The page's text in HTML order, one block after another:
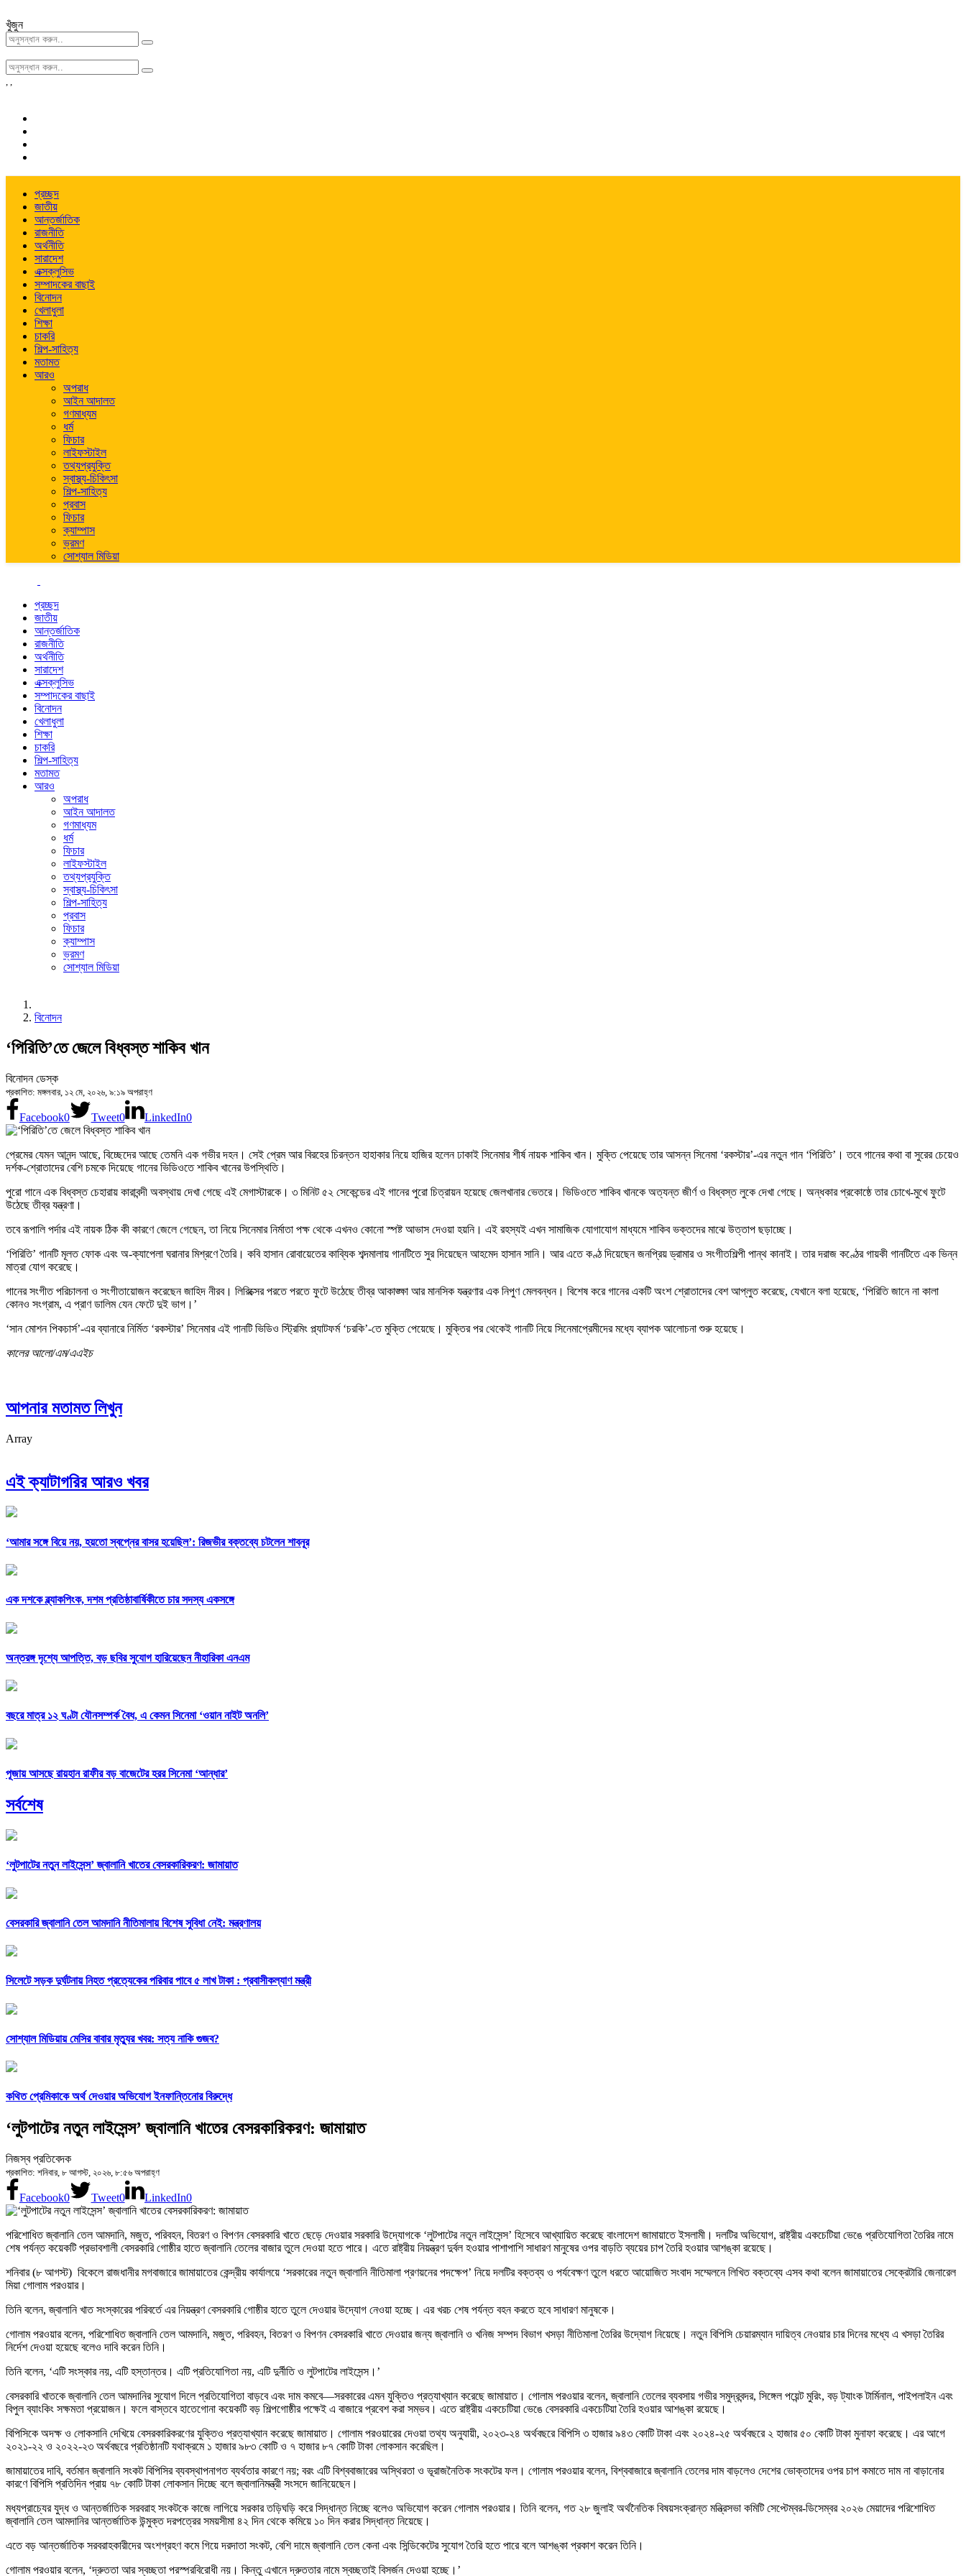
খুঁজুন
, ,
প্রচ্ছদ
জাতীয়
আন্তর্জাতিক
রাজনীতি
অর্থনীতি
সারাদেশ
এক্সক্লুসিভ
সম্পাদকের বাছাই
বিনোদন
খেলাধুলা
শিক্ষা
চাকরি
শিল্প-সাহিত্য
মতামত
আরও
অপরাধ
আইন আদালত
গণমাধ্যম
ধর্ম
ফিচার
লাইফস্টাইল
তথ্যপ্রযুক্তি
স্বাস্থ্য-চিকিৎসা
শিল্প-সাহিত্য
প্রবাস
ফিচার
ক্যাম্পাস
ভ্রমণ
সোশ্যাল মিডিয়া
প্রচ্ছদ
জাতীয়
আন্তর্জাতিক
রাজনীতি
অর্থনীতি
সারাদেশ
এক্সক্লুসিভ
সম্পাদকের বাছাই
বিনোদন
খেলাধুলা
শিক্ষা
চাকরি
শিল্প-সাহিত্য
মতামত
আরও
অপরাধ
আইন আদালত
গণমাধ্যম
ধর্ম
ফিচার
লাইফস্টাইল
তথ্যপ্রযুক্তি
স্বাস্থ্য-চিকিৎসা
শিল্প-সাহিত্য
প্রবাস
ফিচার
ক্যাম্পাস
ভ্রমণ
সোশ্যাল মিডিয়া
বিনোদন
‘পিরিতি’তে জেলে বিধ্বস্ত শাকিব খান
বিনোদন ডেস্ক
প্রকাশিত: মঙ্গলবার, ১২ মে, ২০২৬, ৯:১৯ অপরাহ্ণ
Facebook0 Tweet0 LinkedIn0
প্রেমের যেমন আনন্দ আছে, বিচ্ছেদের আছে তেমনি এক গভীর দহন। সেই প্রেম আর বিরহের চিরন্তন হাহাকার নিয়ে হাজির হলেন ঢাকাই সিনেমার শীর্ষ নায়ক শাকিব খান। মুক্তি পেয়েছে তার আসন্ন সিনেমা ‘রকস্টার’-এর নতুন গান ‘পিরিতি’। তবে গানের কথা বা সুরের চেয়েও
দর্শক-শ্রোতাদের বেশি চমকে দিয়েছে গানের ভিডিওতে শাকিব খানের উপস্থিতি।
পুরো গানে এক বিধ্বস্ত চেহারায় কারাবন্দী অবস্থায় দেখা গেছে এই মেগাস্টারকে। ৩ মিনিট ৫২ সেকেন্ডের এই গানের পুরো চিত্রায়ন হয়েছে জেলখানার ভেতরে। ভিডিওতে শাকিব খানকে অত্যন্ত জীর্ণ ও বিধ্বস্ত লুকে দেখা গেছে। অন্ধকার প্রকোষ্ঠে তার চোখে-মুখে ফুটে
উঠেছে তীব্র যন্ত্রণা।
তবে রূপালি পর্দার এই নায়ক ঠিক কী কারণে জেলে গেছেন, তা নিয়ে সিনেমার নির্মাতা পক্ষ থেকে এখনও কোনো স্পষ্ট আভাস দেওয়া হয়নি। এই রহস্যই এখন সামাজিক যোগাযোগ মাধ্যমে শাকিব ভক্তদের মাঝে উত্তাপ ছড়াচ্ছে।
‘পিরিতি’ গানটি মূলত ফোক এবং অ-ক্যাপেলা ঘরানার মিশ্রণে তৈরি। কবি হাসান রোবায়েতের কাব্যিক শব্দমালায় গানটিতে সুর দিয়েছেন আহমেদ হাসান সানি। আর এতে কণ্ঠ দিয়েছেন জনপ্রিয় ড্রামার ও সংগীতশিল্পী পান্থ কানাই। তার দরাজ কণ্ঠের গায়কী গানটিতে এক ভিন্ন
মাত্রা যোগ করেছে।
গানের সংগীত পরিচালনা ও সংগীতায়োজন করেছেন জাহিদ নীরব। লিরিক্সের পরতে পরতে ফুটে উঠেছে তীব্র আকাঙ্ক্ষা আর মানসিক যন্ত্রণার এক নিপুণ মেলবন্ধন। বিশেষ করে গানের একটি অংশ শ্রোতাদের বেশ আপ্লুত করেছে, যেখানে বলা হয়েছে, ‘পিরিতি জানে না কালা
কোনও সংগ্রাম, এ প্রাণ ডালিম যেন ফেটে দুই ভাগ।’
‘সান মোশন পিকচার্স’-এর ব্যানারে নির্মিত ‘রকস্টার’ সিনেমার এই গানটি ভিডিও স্ট্রিমিং প্ল্যাটফর্ম ‘চরকি’-তে মুক্তি পেয়েছে। মুক্তির পর থেকেই গানটি নিয়ে সিনেমাপ্রেমীদের মধ্যে ব্যাপক আলোচনা শুরু হয়েছে।
কালের আলো/এম/এএইচ
আপনার মতামত লিখুন
Array
এই ক্যাটাগরির আরও খবর
‘আমার সঙ্গে বিয়ে নয়, হয়তো স্বপ্নের বাসর হয়েছিল’: রিজভীর বক্তব্যে চটলেন শাবনূর
এক দশকে ব্ল্যাকপিংক, দশম প্রতিষ্ঠাবার্ষিকীতে চার সদস্য একসঙ্গে
অন্তরঙ্গ দৃশ্যে আপত্তি, বড় ছবির সুযোগ হারিয়েছেন নীহারিকা এনএম
বছরে মাত্র ১২ ঘণ্টা যৌনসম্পর্ক বৈধ, এ কেমন সিনেমা ‘ওয়ান নাইট অনলি’
পূজায় আসছে রায়হান রাফীর বড় বাজেটের হরর সিনেমা ‘আন্ধার’
সর্বশেষ
‘লুটপাটের নতুন লাইসেন্স’ জ্বালানি খাতের বেসরকারিকরণ: জামায়াত
বেসরকারি জ্বালানি তেল আমদানি নীতিমালায় বিশেষ সুবিধা নেই: মন্ত্রণালয়
সিলেটে সড়ক দুর্ঘটনায় নিহত প্রত্যেকের পরিবার পাবে ৫ লাখ টাকা : প্রবাসীকল্যাণ মন্ত্রী
সোশ্যাল মিডিয়ায় মেসির বাবার মৃত্যুর খবর: সত্য নাকি গুজব?
কথিত প্রেমিকাকে অর্থ দেওয়ার অভিযোগ ইনফান্তিনোর বিরুদ্ধে
‘লুটপাটের নতুন লাইসেন্স’ জ্বালানি খাতের বেসরকারিকরণ: জামায়াত
নিজস্ব প্রতিবেদক
প্রকাশিত: শনিবার, ৮ আগস্ট, ২০২৬, ৮:৫৬ অপরাহ্ণ
Facebook0 Tweet0 LinkedIn0
পরিশোধিত জ্বালানি তেল আমদানি, মজুত, পরিবহন, বিতরণ ও বিপণন বেসরকারি খাতে ছেড়ে দেওয়ার সরকারি উদ্যোগকে ‘লুটপাটের নতুন লাইসেন্স’ হিসেবে আখ্যায়িত করেছে বাংলাদেশ জামায়াতে ইসলামী। দলটির অভিযোগ, রাষ্ট্রীয় একচেটিয়া ভেঙে প্রতিযোগিতা তৈরির নামে
শেষ পর্যন্ত কয়েকটি প্রভাবশালী বেসরকারি গোষ্ঠীর হাতে জ্বালানি তেলের বাজার তুলে দেওয়া হতে পারে। এতে রাষ্ট্রীয় নিয়ন্ত্রণ দুর্বল হওয়ার পাশাপাশি সাধারণ মানুষের ওপর বাড়তি ব্যয়ের চাপ তৈরি হওয়ার আশঙ্কা রয়েছে।
শনিবার (৮ আগস্ট) বিকেলে রাজধানীর মগবাজারে জামায়াতের কেন্দ্রীয় কার্যালয়ে ‘সরকারের নতুন জ্বালানি নীতিমালা প্রণয়নের পদক্ষেপ’ নিয়ে দলটির বক্তব্য ও পর্যবেক্ষণ তুলে ধরতে আয়োজিত সংবাদ সম্মেলনে লিখিত বক্তব্যে এসব কথা বলেন জামায়াতের সেক্রেটারি জেনারেল
মিয়া গোলাম পরওয়ার।
তিনি বলেন, জ্বালানি খাত সংস্কারের পরিবর্তে এর নিয়ন্ত্রণ বেসরকারি গোষ্ঠীর হাতে তুলে দেওয়ার উদ্যোগ নেওয়া হচ্ছে। এর খরচ শেষ পর্যন্ত বহন করতে হবে সাধারণ মানুষকে।
গোলাম পরওয়ার বলেন, পরিশোধিত জ্বালানি তেল আমদানি, মজুত, পরিবহন, বিতরণ ও বিপণন বেসরকারি খাতে দেওয়ার জন্য জ্বালানি ও খনিজ সম্পদ বিভাগ খসড়া নীতিমালা তৈরির উদ্যোগ নিয়েছে। নতুন বিপিসি চেয়ারম্যান দায়িত্ব নেওয়ার চার দিনের মধ্যে এ খসড়া তৈরির
নির্দেশ দেওয়া হয়েছে বলেও দাবি করেন তিনি।
তিনি বলেন, ‘এটি সংস্কার নয়, এটি হস্তান্তর। এটি প্রতিযোগিতা নয়, এটি দুর্নীতি ও লুটপাটের লাইসেন্স।’
বেসরকারি খাতকে জ্বালানি তেল আমদানির সুযোগ দিলে প্রতিযোগিতা বাড়বে এবং দাম কমবে—সরকারের এমন যুক্তিও প্রত্যাখ্যান করেছে জামায়াত। গোলাম পরওয়ার বলেন, জ্বালানি তেলের ব্যবসায় গভীর সমুদ্রবন্দর, সিঙ্গেল পয়েন্ট মুরিং, বড় ট্যাংক টার্মিনাল, পাইপলাইন এবং
বিপুল ব্যাংকিং সক্ষমতা প্রয়োজন। ফলে বাস্তবে হাতেগোনা কয়েকটি বড় শিল্পগোষ্ঠীর পক্ষেই এ বাজারে প্রবেশ করা সম্ভব। এতে রাষ্ট্রীয় একচেটিয়া ভেঙে বেসরকারি একচেটিয়া তৈরি হওয়ার আশঙ্কা রয়েছে।
বিপিসিকে অদক্ষ ও লোকসানি দেখিয়ে বেসরকারিকরণের যুক্তিও প্রত্যাখ্যান করেছে জামায়াত। গোলাম পরওয়ারের দেওয়া তথ্য অনুযায়ী, ২০২৩-২৪ অর্থবছরে বিপিসি ৩ হাজার ৯৪৩ কোটি টাকা এবং ২০২৪-২৫ অর্থবছরে ২ হাজার ৫০ কোটি টাকা মুনাফা করেছে। এর আগে
২০২১-২২ ও ২০২২-২৩ অর্থবছরে প্রতিষ্ঠানটি যথাক্রমে ১ হাজার ৯৮৩ কোটি ও ৭ হাজার ৮৭ কোটি টাকা লোকসান করেছিল।
জামায়াতের দাবি, বর্তমান জ্বালানি সংকট বিপিসির ব্যবস্থাপনাগত ব্যর্থতার কারণে নয়; বরং এটি বিশ্ববাজারের অস্থিরতা ও ভূরাজনৈতিক সংকটের ফল। গোলাম পরওয়ার বলেন, বিশ্ববাজারে জ্বালানি তেলের দাম বাড়লেও দেশের ভোক্তাদের ওপর চাপ কমাতে দাম না বাড়ানোর
কারণে বিপিসি প্রতিদিন প্রায় ৭৮ কোটি টাকা লোকসান দিচ্ছে বলে জ্বালানিমন্ত্রী সংসদে জানিয়েছেন।
মধ্যপ্রাচ্যের যুদ্ধ ও আন্তর্জাতিক সরবরাহ সংকটকে কাজে লাগিয়ে সরকার তড়িঘড়ি করে সিদ্ধান্ত নিচ্ছে বলেও অভিযোগ করেন গোলাম পরওয়ার। তিনি বলেন, গত ২৮ জুলাই অর্থনৈতিক বিষয়সংক্রান্ত মন্ত্রিসভা কমিটি সেপ্টেম্বর-ডিসেম্বর ২০২৬ মেয়াদের পরিশোধিত
জ্বালানি তেল আমদানির আন্তর্জাতিক উন্মুক্ত দরপত্রের সময়সীমা ৪২ দিন থেকে কমিয়ে ১০ দিন করার সিদ্ধান্ত নিয়েছে।
এতে বড় আন্তর্জাতিক সরবরাহকারীদের অংশগ্রহণ কমে গিয়ে দরদাতা সংকট, বেশি দামে জ্বালানি তেল কেনা এবং সিন্ডিকেটের সুযোগ তৈরি হতে পারে বলে আশঙ্কা প্রকাশ করেন তিনি।
গোলাম পরওয়ার বলেন, ‘দ্রুততা আর স্বচ্ছতা পরস্পরবিরোধী নয়। কিন্তু এখানে দ্রুততার নামে স্বচ্ছতাই বিসর্জন দেওয়া হচ্ছে।’